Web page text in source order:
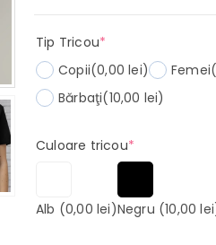
Tip Tricou*
Copii(0,00 lei) Femei
Bărbaţi(10,00 lei)
Culoare tricou*(required)
Alb (0,00 lei)Negru (10,00